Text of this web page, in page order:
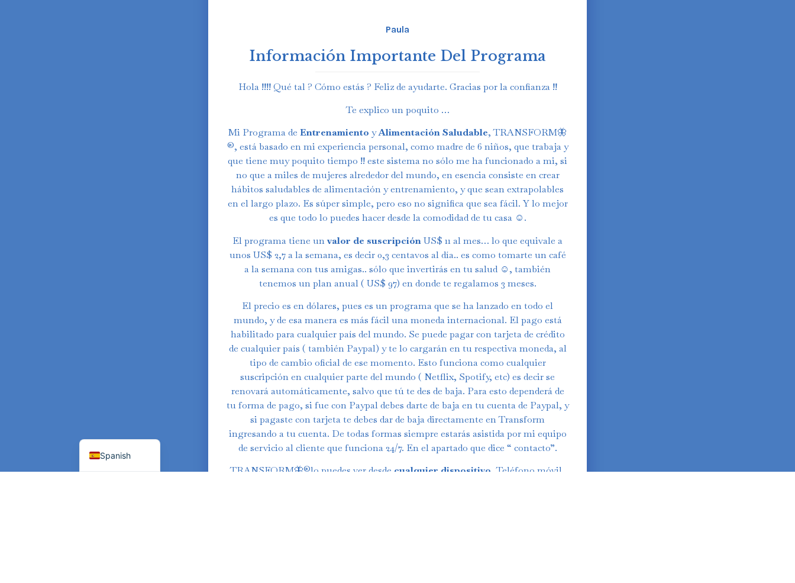
Spanish
Paula
Información Importante Del Programa
Hola !!!! Qué tal ? Cómo estás ? Feliz de ayudarte. Gracias por la confianza !!
Te explico un poquito …
Mi Programa de Entrenamiento yAlimentación Saludable, TRANSFORM🦋
®️, está basado en mi experiencia personal, como madre de 6 niños, que trabaja y
que tiene muy poquito tiempo !! este sistema no sólo me ha funcionado a mi, si
no que a miles de mujeres alrededor del mundo, en esencia consiste en crear
hábitos saludables de alimentación y entrenamiento, y que sean extrapolables
en el largo plazo. Es súper simple, pero eso no significa que sea fácil. Y lo mejor
es que todo lo puedes hacer desde la comodidad de tu casa ☺️.
El programa tiene unvalor de suscripciónUS$ 11 al mes… lo que equivale a
unos US$ 2,7 a la semana, es decir 0,3 centavos al día.. es como tomarte un café
a la semana con tus amigas.. sólo que invertirás en tu salud ☺️, también
tenemos un plan anual ( US$ 97) en donde te regalamos 3 meses.
El precio es en dólares, pues es un programa que se ha lanzado en todo el
mundo, y de esa manera es más fácil una moneda internacional. El pago está
habilitado para cualquier país del mundo. Se puede pagar con tarjeta de crédito
de cualquier país ( también Paypal) y te lo cargarán en tu respectiva moneda, al
tipo de cambio oficial de ese momento. Esto funciona como cualquier
suscripción en cualquier parte del mundo ( Netflix, Spotify, etc) es decir se
renovará automáticamente, salvo que tú te des de baja. Para esto dependerá de
tu forma de pago, si fue con Paypal debes darte de baja en tu cuenta de Paypal, y
si pagaste con tarjeta te debes dar de baja directamente en Transform
ingresando a tu cuenta. De todas formas siempre estarás asistida por mi equipo
de servicio al cliente que funciona 24/7. En el apartado que dice “ contacto”.
TRANSFORM🦋®️lo puedes ver desde cualquier dispositivo , Teléfono móvil,